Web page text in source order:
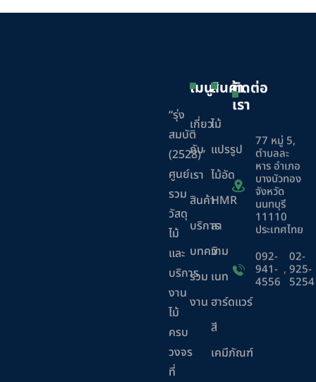
“รุ่ง
สมบัติ
(2528)”
ศูนย์
รวม
วัสดุ
ไม้
และ
บริการ
งาน
ไม้
ครบ
วงจร
ที่
เมนู
เกี่ยว
กับ
เรา
สินค้า
บริการ
บทความ
ร่วม
งาน
สินค้า
ไม้
แปรรูป
ไม้อัด
HMR
ลา
มิ
เนท
ฮาร์ดแวร์
สี
เคมีภัณฑ์
ติดต่อ
เรา
77 หมู่ 5,
ตำบลละ
หาร อำเภอ
บางบัวทอง
จังหวัด
นนทบุรี
11110
ประเทศไทย
092-
941-
4556
,
02-
925-
5254